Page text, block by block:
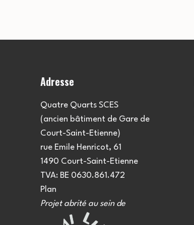
Adresse
Quatre Quarts SCES
(ancien bâtiment de Gare de
Court-Saint-Etienne)
rue Emile Henricot, 61
1490 Court-Saint-Etienne
TVA: BE 0630.861.472
Plan
Projet abrité au sein de